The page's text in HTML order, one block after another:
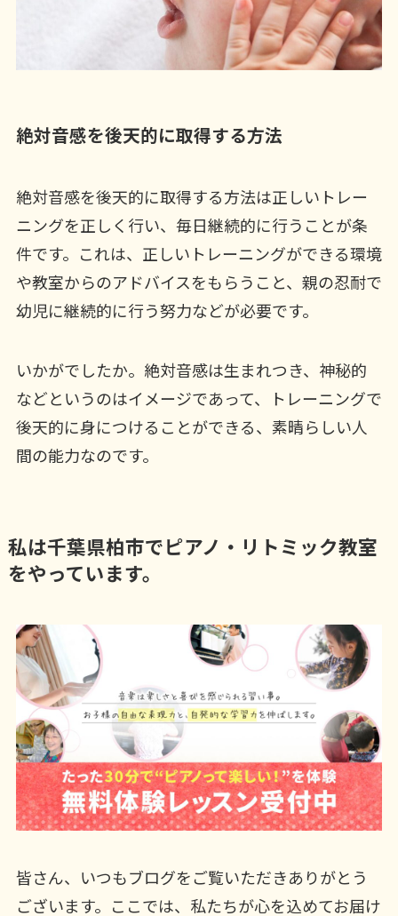
絶対音感を後天的に取得する方法
絶対音感を後天的に取得する方法は正しいトレー
ニングを正しく行い、毎日継続的に行うことが条
件です。これは、正しいトレーニングができる環境
や教室からのアドバイスをもらうこと、親の忍耐で
幼児に継続的に行う努力などが必要です。
いかがでしたか。絶対音感は生まれつき、神秘的
などというのはイメージであって、トレーニングで
後天的に身につけることができる、素晴らしい人
間の能力なのです。
私は千葉県柏市でピアノ・リトミック教室
をやっています。
皆さん、いつもブログをご覧いただきありがとう
ございます。ここでは、私たちが心を込めてお届け